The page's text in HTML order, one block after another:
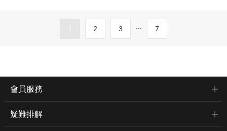
1 2 3 7
會員服務
疑難排解